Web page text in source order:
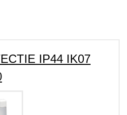
IP44 IK07